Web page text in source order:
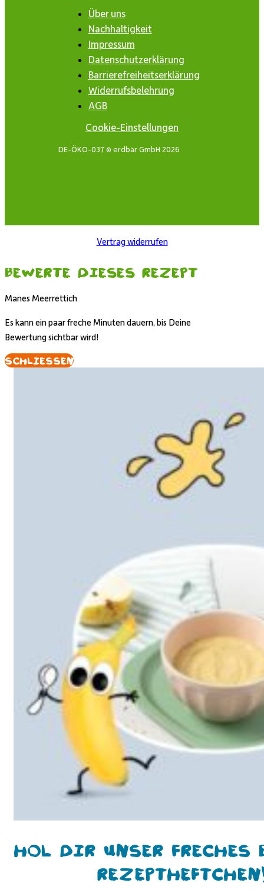
Über uns
Nachhaltigkeit
Impressum
Datenschutzerklärung
Barrierefreiheitserklärung
Widerrufsbelehrung
AGB
Cookie-Einstellungen
DE-ÖKO-037 © erdbär GmbH 2026
Vertrag widerrufen
Bewerte dieses Rezept
Manes Meerrettich
Es kann ein paar freche Minuten dauern, bis Deine
Bewertung sichtbar wird!
Schliessen
Hol Dir unser freches